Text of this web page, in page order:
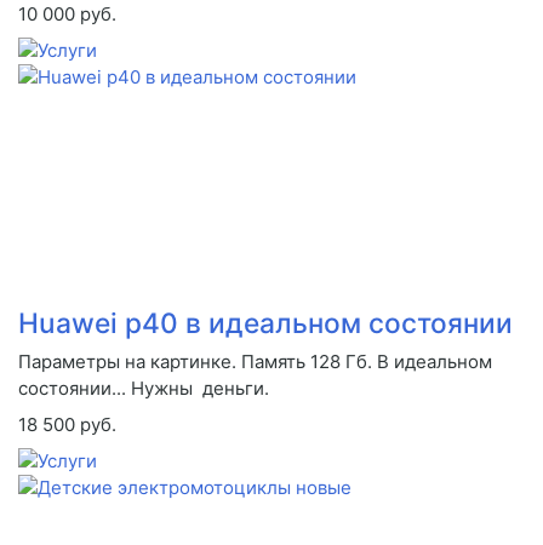
10 000 руб.
Huawei p40 в идеальном состоянии
Параметры на картинке. Память 128 Гб. В идеальном
состоянии... Нужны деньги.
18 500 руб.